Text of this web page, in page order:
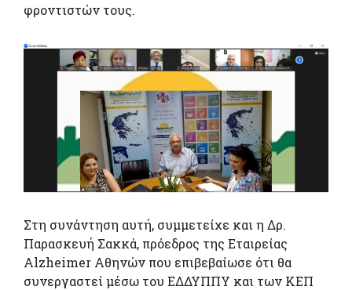
φροντιστών τους.
Στη συνάντηση αυτή, συμμετείχε και η Δρ.
Παρασκευή Σακκά, πρόεδρος της Εταιρείας
Alzheimer Αθηνών που επιβεβαίωσε ότι θα
συνεργαστεί μέσω του ΕΔΔΥΠΠΥ και των ΚΕΠ